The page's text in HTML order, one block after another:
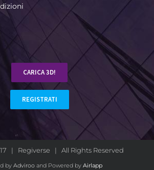
CARICA 3D!
REGISTRATI
| Regiverse | All Rights Reserved
by Adviroo and Powered by Airlapp